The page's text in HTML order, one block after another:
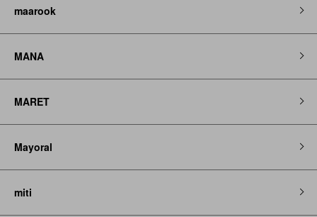
maarook
MANA
MARET
Mayoral
miti